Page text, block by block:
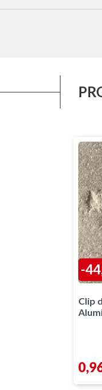
-
Clip
Prix